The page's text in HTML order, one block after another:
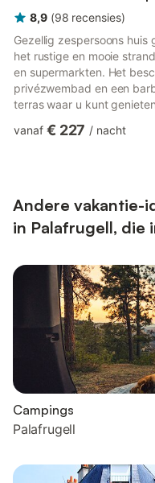
8,9 (98 recensies)
Gezellig zespersoons
het rustige en mooie
en supermarkten. Het
privézwembad en een
terras waar u kunt
haard en directe toegang
vanaf € 227 / nacht
Andere vakantie-
in Palafrugell, die
Campings
Palafrugell